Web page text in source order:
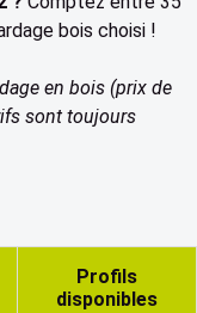
bois choisi !
en bois (prix de
sont toujours
Profils
disponibles